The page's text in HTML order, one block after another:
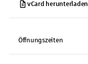
vCard herunterladen
Öffnungszeiten